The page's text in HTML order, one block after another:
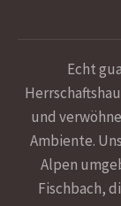
Echt
und
Ambiente.
Alpen
Fischbach,